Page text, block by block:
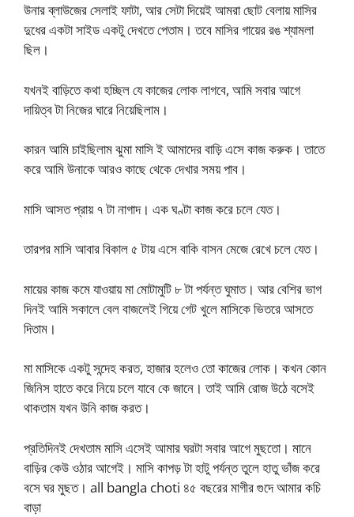
উনার ব্লাউজের সেলাই ফাটা, আর সেটা দিয়েই আমরা ছোট বেলায় মাসির
দুধের একটা সাইড একটু দেখতে পেতাম। তবে মাসির গায়ের রঙ শ্যামলা
ছিল।
যখনই বাড়িতে কথা হচ্ছিল যে কাজের লোক লাগবে, আমি সবার আগে
দায়িত্ব টা নিজের ঘারে নিয়েছিলাম।
কারন আমি চাইছিলাম ঝুমা মাসি ই আমাদের বাড়ি এসে কাজ করুক। তাতে
করে আমি উনাকে আরও কাছে থেকে দেখার সময় পাব।
মাসি আসত প্রায় ৭ টা নাগাদ। এক ঘণ্টা কাজ করে চলে যেত।
তারপর মাসি আবার বিকাল ৫ টায় এসে বাকি বাসন মেজে রেখে চলে যেত।
মায়ের কাজ কমে যাওয়ায় মা মোটামুটি ৮ টা পর্যন্ত ঘুমাত। আর বেশির ভাগ
দিনই আমি সকালে বেল বাজলেই গিয়ে গেট খুলে মাসিকে ভিতরে আসতে
দিতাম।
মা মাসিকে একটু সন্দেহ করত, হাজার হলেও তো কাজের লোক। কখন কোন
জিনিস হাতে করে নিয়ে চলে যাবে কে জানে। তাই আমি রোজ উঠে বসেই
থাকতাম যখন উনি কাজ করত।
প্রতিদিনই দেখতাম মাসি এসেই আমার ঘরটা সবার আগে মুছতো। মানে
বাড়ির কেউ ওঠার আগেই। মাসি কাপড় টা হাটু পর্যন্ত তুলে হাতু ভাঁজ করে
বসে ঘর মুছত। all bangla choti ৪৫ বছরের মাগীর গুদে আমার কচি
বাড়া